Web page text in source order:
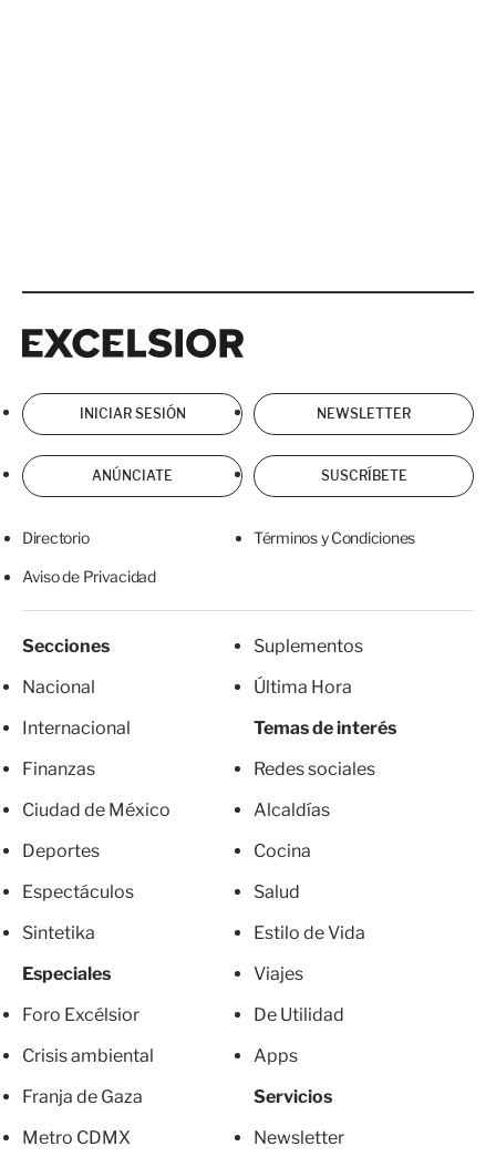
INICIAR SESIÓN NEWSLETTER
ANÚNCIATE SUSCRÍBETE
Directorio Términos y Condiciones
Aviso de Privacidad
Secciones
Nacional
Internacional
Finanzas
Ciudad de México
Deportes
Espectáculos
Sintetika
Especiales
Foro Excélsior
Crisis ambiental
Franja de Gaza
Metro CDMX
Suplementos
Última Hora
Temas de interés
Redes sociales
Alcaldías
Cocina
Salud
Estilo de Vida
Viajes
De Utilidad
Apps
Servicios
Newsletter